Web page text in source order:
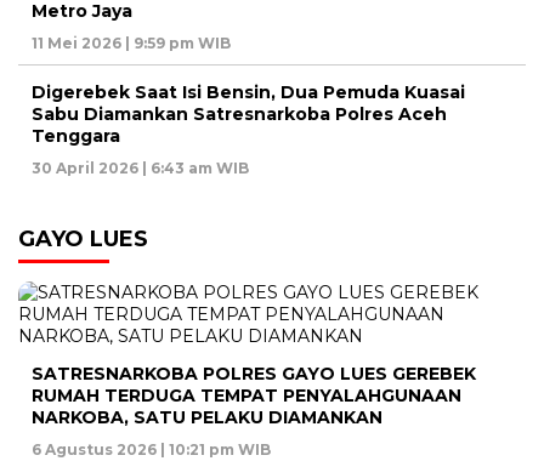
Metro Jaya
11 Mei 2026 | 9:59 pm WIB
Digerebek Saat Isi Bensin, Dua Pemuda Kuasai
Sabu Diamankan Satresnarkoba Polres Aceh
Tenggara
30 April 2026 | 6:43 am WIB
GAYO LUES
SATRESNARKOBA POLRES GAYO LUES GEREBEK
RUMAH TERDUGA TEMPAT PENYALAHGUNAAN
NARKOBA, SATU PELAKU DIAMANKAN
6 Agustus 2026 | 10:21 pm WIB